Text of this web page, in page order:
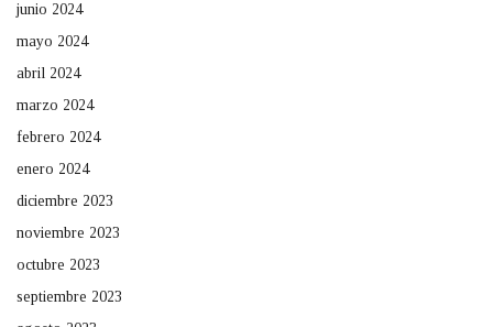
junio 2024
mayo 2024
abril 2024
marzo 2024
febrero 2024
enero 2024
diciembre 2023
noviembre 2023
octubre 2023
septiembre 2023